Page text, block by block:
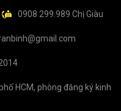
0908 299.989 Chị Giàu
HCM, phòng đăng ký kinh